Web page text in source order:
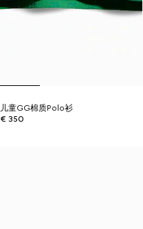
儿童GG棉质Polo衫
€ 350